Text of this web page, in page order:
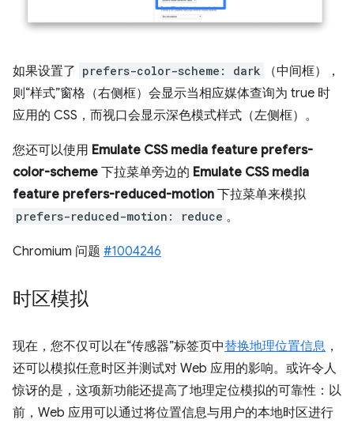
如果设置了 prefers-color-scheme: dark
（中间框），
则“样式”窗格（右侧框）会显示当相应媒体查询为 true 时
应用的 CSS，而视口会显示深色模式样式（左侧框）。
您还可以使用 Emulate CSS media feature prefers-
color-scheme 下拉菜单旁边的 Emulate CSS media
feature prefers-reduced-motion 下拉菜单来模拟
prefers-reduced-motion: reduce 。
Chromium 问题 #1004246
时区模拟
现在，您不仅可以在“传感器”标签页中替换地理位置信息 ，
还可以模拟任意时区并测试对 Web 应用的影响。或许令人
惊讶的是，这项新功能还提高了地理定位模拟的可靠性：以
前，Web 应用可以通过将位置信息与用户的本地时区进行